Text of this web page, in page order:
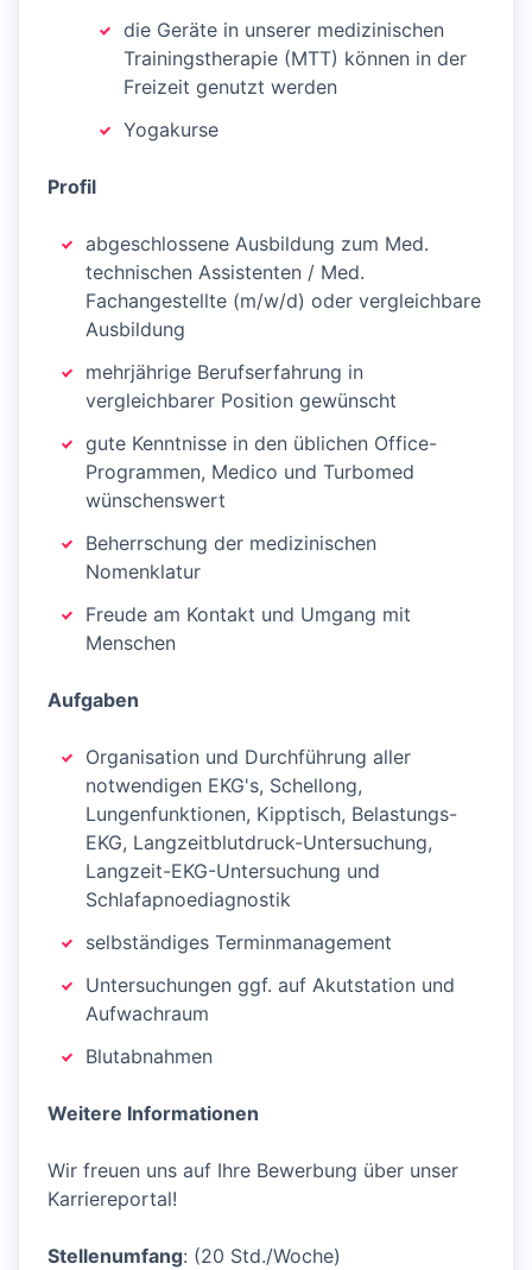
die Geräte in unserer medizinischen
Trainingstherapie (MTT) können in der
Freizeit genutzt werden
Yogakurse
Profil
abgeschlossene Ausbildung zum Med.
technischen Assistenten / Med.
Fachangestellte (m/w/d) oder vergleichbare
Ausbildung
mehrjährige Berufserfahrung in
vergleichbarer Position gewünscht
gute Kenntnisse in den üblichen Office-
Programmen, Medico und Turbomed
wünschenswert
Beherrschung der medizinischen
Nomenklatur
Freude am Kontakt und Umgang mit
Menschen
Aufgaben
Organisation und Durchführung aller
notwendigen EKG's, Schellong,
Lungenfunktionen, Kipptisch, Belastungs-
EKG, Langzeitblutdruck-Untersuchung,
Langzeit-EKG-Untersuchung und
Schlafapnoediagnostik
selbständiges Terminmanagement
Untersuchungen ggf. auf Akutstation und
Aufwachraum
Blutabnahmen
Weitere Informationen
Wir freuen uns auf Ihre Bewerbung über unser
Karriereportal!
Stellenumfang: (20 Std./Woche)